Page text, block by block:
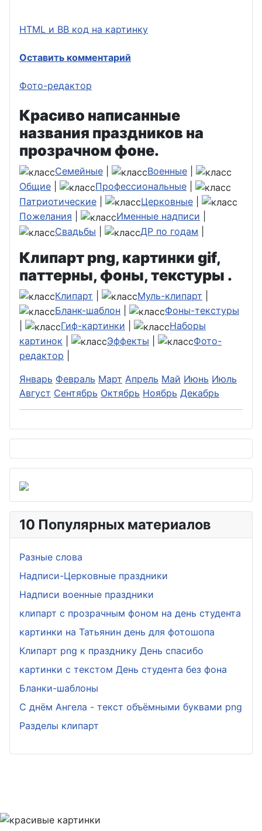
HTML и BB код на картинку
Оставить комментарий
Фото-редактор
Красиво написанные
названия праздников на
прозрачном фоне.
Семейные Военные
Общие
Профессиональные
Патриотические
Церковные
Пожелания
Именные надписи
Свадьбы
ДР по годам
Клипарт png, картинки gif,
паттерны, фоны, текстуры .
Клипарт Муль-клипарт
Бланк-шаблон
Фоны-текстуры
Гиф-картинки
Наборы
картинок
Эффекты
Фото-
редактор
Январь Февраль Март Апрель Май Июнь Июль
Август Сентябрь Октябрь Ноябрь Декабрь
10 Популярных материалов
Разные слова
Надписи-Церковные праздники
Надписи военные праздники
клипарт с прозрачным фоном на день студента
картинки на Татьянин день для фотошопа
Клипарт png к празднику День спасибо
картинки с текстом День студента без фона
Бланки-шаблоны
С днём Ангела - текст объёмными буквами png
Разделы клипарт